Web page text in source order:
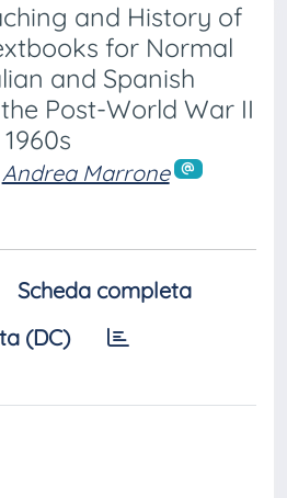
and History of
for Normal
and Spanish
Post-World War II
Andrea Marrone
Scheda completa
(DC)